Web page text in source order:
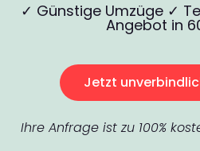
✓ Günstige Umzüge ✓
Angebot in
Jetzt
Ihre Anfrage ist zu 100%